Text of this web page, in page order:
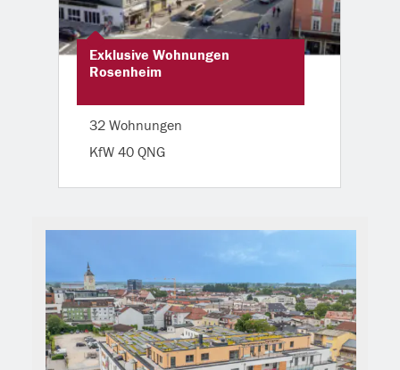
Exklusive Wohnungen
Rosenheim
32 Wohnungen
KfW 40 QNG